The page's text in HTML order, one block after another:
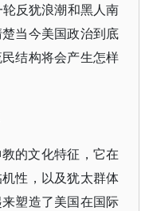
反犹浪潮和黑人南
当今美国政治到底
结构将会产生怎样
的文化特征，它在
性，以及犹太群体
塑造了美国在国际